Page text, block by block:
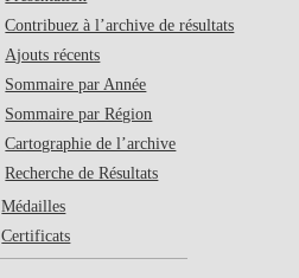
Contribuez à l’archive de résultats
Ajouts récents
Sommaire par Année
Sommaire par Région
Cartographie de l’archive
Recherche de Résultats
Médailles
Certificats